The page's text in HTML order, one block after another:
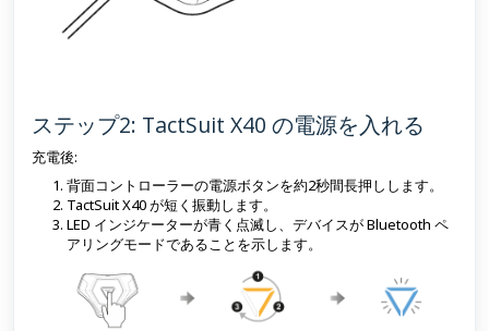
ステップ2: TactSuit X40 の電源を入れる
充電後:
背面コントローラーの電源ボタンを約2秒間長押しします。
TactSuit X40 が短く振動します。
LED インジケーターが青く点滅し、デバイスが Bluetooth ペ
アリングモードであることを示します。